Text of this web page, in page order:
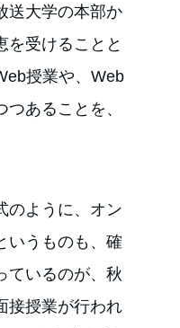
送大学の本部か
を受けることと
授業や、Web
あることを、
のように、オン
いうものも、確
ているのが、秋
接授業が行われ